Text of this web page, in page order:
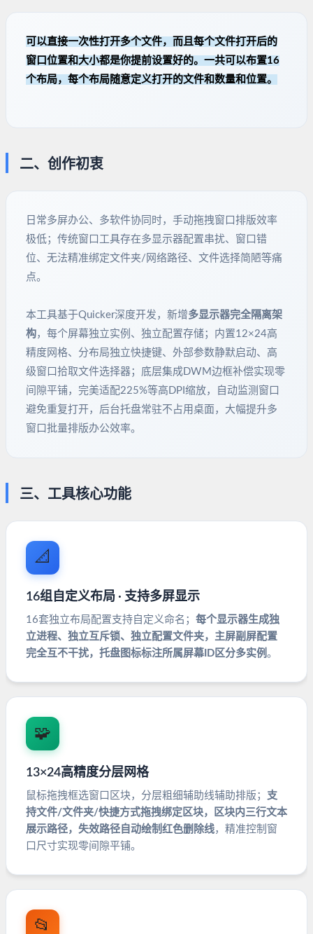
可以直接一次性打开多个文件，而且每个文件打开后的
窗口位置和大小都是你提前设置好的。一共可以布置16
个布局，每个布局随意定义打开的文件和数量和位置。
二、创作初衷
日常多屏办公、多软件协同时，手动拖拽窗口排版效率
极低；传统窗口工具存在多显示器配置串扰、窗口错
位、无法精准绑定文件夹/网络路径、文件选择简陋等痛
点。
本工具基于Quicker深度开发，新增多显示器完全隔离架
构，每个屏幕独立实例、独立配置存储；内置12×24高
精度网格、分布局独立快捷键、外部参数静默启动、高
级窗口拾取文件选择器；底层集成DWM边框补偿实现零
间隙平铺，完美适配225%等高DPI缩放，自动监测窗口
避免重复打开，后台托盘常驻不占用桌面，大幅提升多
窗口批量排版办公效率。
三、工具核心功能
📐
16组自定义布局 · 支持多屏显示
16套独立布局配置支持自定义命名； 每个显示器生成独
立进程、独立互斥锁、独立配置文件夹，主屏副屏配置
完全互不干扰，托盘图标标注所属屏幕ID区分多实例 。
🧩
13×24高精度分层网格
鼠标拖拽框选窗口区块，分层粗细辅助线辅助排版； 支
持文件/文件夹/快捷方式拖拽绑定区块，区块内三行文本
展示路径，失效路径自动绘制红色删除线，精准控制窗
口尺寸实现零间隙平铺。
📂